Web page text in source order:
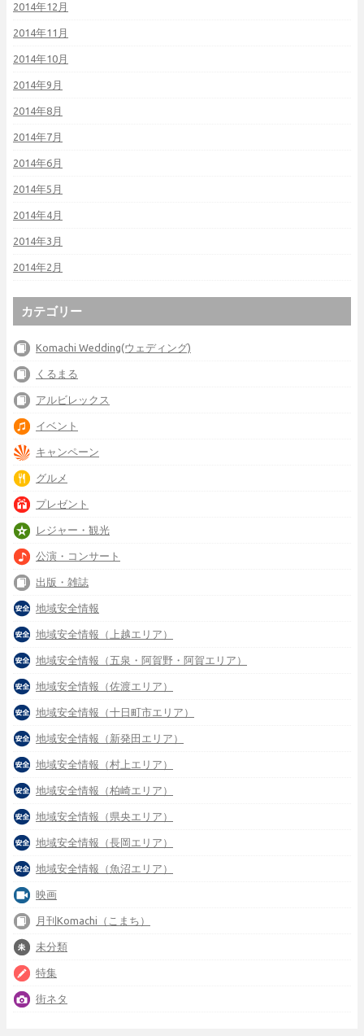
2014年12月
2014年11月
2014年10月
2014年9月
2014年8月
2014年7月
2014年6月
2014年5月
2014年4月
2014年3月
2014年2月
カテゴリー
Komachi Wedding(ウェディング)
くるまる
アルビレックス
イベント
キャンペーン
グルメ
プレゼント
レジャー・観光
公演・コンサート
出版・雑誌
地域安全情報
地域安全情報（上越エリア）
地域安全情報（五泉・阿賀野・阿賀エリア）
地域安全情報（佐渡エリア）
地域安全情報（十日町市エリア）
地域安全情報（新発田エリア）
地域安全情報（村上エリア）
地域安全情報（柏崎エリア）
地域安全情報（県央エリア）
地域安全情報（長岡エリア）
地域安全情報（魚沼エリア）
映画
月刊Komachi（こまち）
未分類
特集
街ネタ